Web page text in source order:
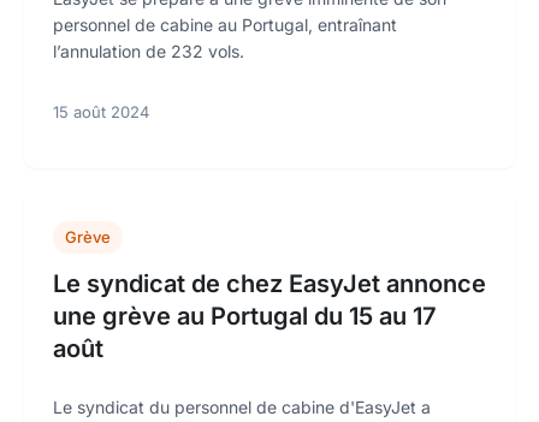
personnel de cabine au Portugal, entraînant
l’annulation de 232 vols.
15 août 2024
Grève
Le syndicat de chez EasyJet annonce
une grève au Portugal du 15 au 17
août
Le syndicat du personnel de cabine d'EasyJet a